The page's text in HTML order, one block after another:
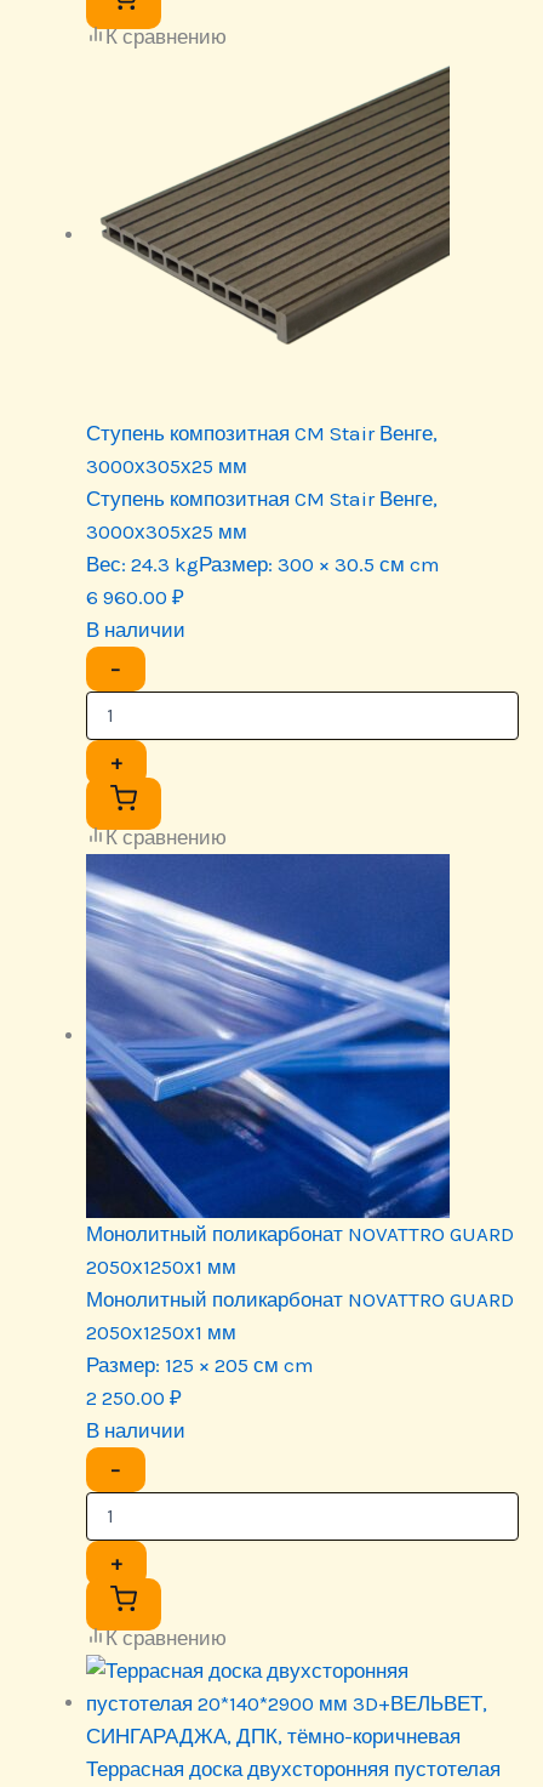
К сравнению
Ступень композитная CM Stair Венге,
3000х305х25 мм
Ступень композитная CM Stair Венге,
3000х305х25 мм
Вес: 24.3 kgРазмер: 300 × 30.5 см cm
6 960.00 ₽
В наличии
−
+
К сравнению
Монолитный поликарбонат NOVATTRO GUARD
2050х1250х1 мм
Монолитный поликарбонат NOVATTRO GUARD
2050х1250х1 мм
Размер: 125 × 205 см cm
2 250.00 ₽
В наличии
−
+
К сравнению
Террасная доска двухсторонняя пустотелая